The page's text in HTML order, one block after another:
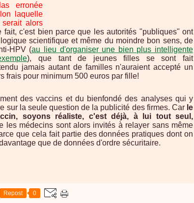
erronée
laquelle
alors
fait, c'est bien parce que les autorités "publiques" ont
scientifique et même du moindre bon sens, de
HPV (au lieu d'organiser une bien plus intelligente
), que tant de jeunes filles se sont fait
jamais autant de familles n'auraient accepté un
frais pour minimum 500 euros par fille!
des vaccins et du bienfondé des analyses qui y
sur la seule question de la publicité des firmes. Car le
soyons réaliste, c'est déjà, à lui tout seul,
les médecins sont alors invités à relayer sans même
que cela fait partie des données pratiques dont on
que de données d'ordre sécuritaire.
Repost 0